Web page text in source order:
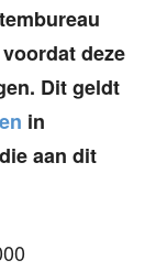
deze
Dit geldt
in
aan dit